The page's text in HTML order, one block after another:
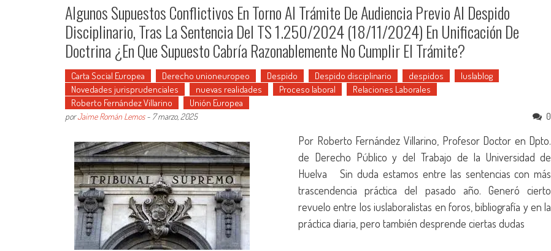
Algunos Supuestos Conflictivos En Torno Al Trámite De Audiencia Previo Al Despido
Disciplinario, Tras La Sentencia Del TS 1.250/2024 (18/11/2024) En Unificación De
Doctrina ¿En Que Supuesto Cabría Razonablemente No Cumplir El Trámite?
Carta Social Europea Derecho unioneuropeo Despido Despido disciplinario despidos
Iuslablog
Novedades jurisprudenciales
nuevas realidades Proceso laboral
Relaciones Laborales
Roberto Fernández Villarino
Unión Europea
porJaime Román Lemos- 7 marzo, 2025 0
Por Roberto Fernández Villarino, Profesor Doctor en Dpto.
de Derecho Público y del Trabajo de la Universidad de
Huelva Sin duda estamos entre las sentencias con más
trascendencia práctica del pasado año. Generó cierto
revuelo entre los iuslaboralistas en foros, bibliografía y en la
práctica diaria, pero también desprende ciertas dudas